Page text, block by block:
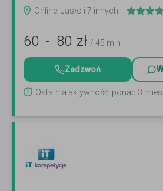
Online, Jasło i 7 innych
60 - 80 zł / 45 min
Zadzwoń
Ostatnia aktywność: ponad 3